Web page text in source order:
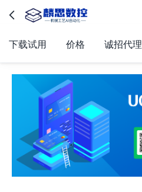

下载试用 价格 诚招代理